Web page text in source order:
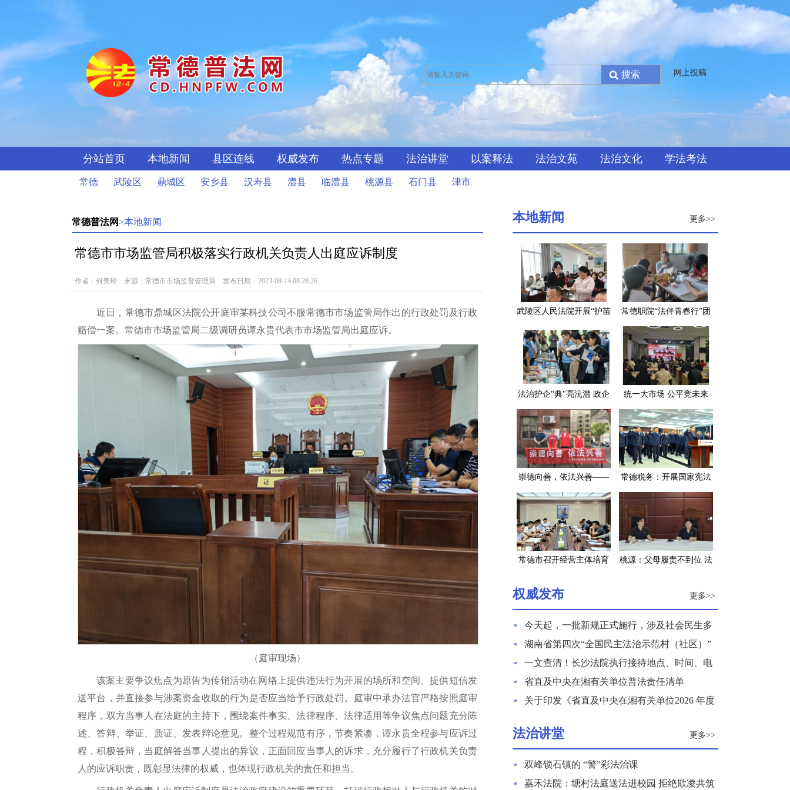
网上投稿
分站首页 本地新闻 县区连线 权威发布 热点专题 法治讲堂 以案释法 法治文苑 法治文化 学法考法
常德 武陵区 鼎城区 安乡县 汉寿县 澧县 临澧县 桃源县 石门县 津市
常德普法网>本地新闻
常德市市场监管局积极落实行政机关负责人出庭应诉制度
作者：何美玲 来源：常德市市场监督管理局 发布日期：2023-08-14 08:28:26
近日，常德市鼎城区法院公开庭审某科技公司不服常德市市场监管局作出的行政处罚及行政
赔偿一案。常德市市场监管局二级调研员谭永贵代表市市场监管局出庭应诉。
（庭审现场）
该案主要争议焦点为原告为传销活动在网络上提供违法行为开展的场所和空间、提供短信发
送平台，并直接参与涉案资金收取的行为是否应当给予行政处罚。庭审中承办法官严格按照庭审
程序，双方当事人在法庭的主持下，围绕案件事实、法律程序、法律适用等争议焦点问题充分陈
述、答辩、举证、质证、发表辩论意见。整个过程规范有序，节奏紧凑，谭永贵全程参与应诉过
程，积极答辩，当庭解答当事人提出的异议，正面回应当事人的诉求，充分履行了行政机关负责
人的应诉职责，既彰显法律的权威，也体现行政机关的责任和担当。
本地新闻 更多>>
武陵区人民法院开展“护苗
宣传活动
常德职院“法伴青春行”团
队入村普法 为留守儿童点
亮法治明灯
法治护企"典"亮沅澧 政企
携手共筑发展"防护墙"
统一大市场 公平竞未来
——常德市民政局多措并
举开展公平竞争审查工作
崇德向善，依法兴善——
常德市民政局组织开展第
九个“中华慈善日”系列主
题宣传活动
常德税务：开展国家宪法
日宪法宣誓活动
常德市召开经营主体培育
桃源：父母履责不到位 法
权威发布 更多>>
今天起，一批新规正式施行，涉及社会民生多
个领域
湖南省第四次“全国民主法治示范村（社区）”
复核结果公示
一文查清！长沙法院执行接待地点、时间、电
话来了
省直及中央在湘有关单位普法责任清单
关于印发《省直及中央在湘有关单位2026 年度
法治讲堂 更多>>
双峰锁石镇的 “警”彩法治课
嘉禾法院：塘村法庭送法进校园 拒绝欺凌共筑